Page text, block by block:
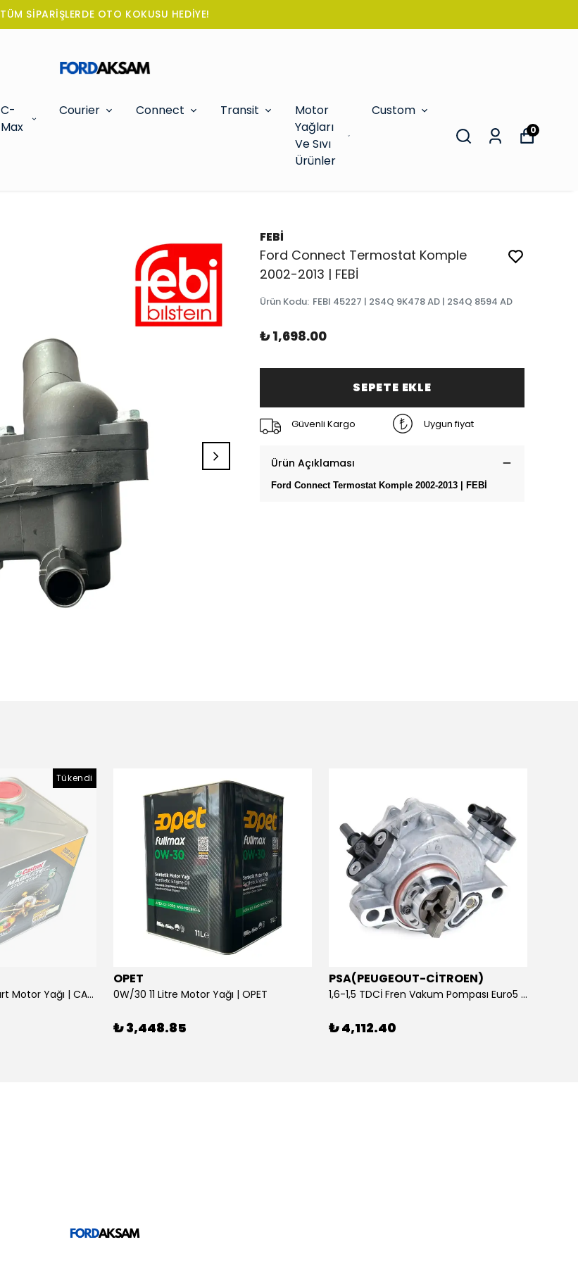
TÜM SİPARİŞLERDE OTO KOKUSU HEDİYE!
C-
Max
Courier Connect Transit
Motor
Yağları
Ve Sıvı
Ürünler
Custom
0
FEBİ
Ford Connect Termostat Komple
2002-2013 | FEBİ
Ürün Kodu: FEBI 45227 | 2S4Q 9K478 AD | 2S4Q 8594 AD
₺ 1,698.00
SEPETE EKLE
Güvenli Kargo Uygun fiyat
Ürün Açıklaması
Ford Connect Termostat Komple 2002-2013 | FEBİ
Tükendi
0W/30 10.5L Stop/Start Motor Yağı | CASTROL
OPET
0W/30 11 Litre Motor Yağı | OPET
₺ 3,448.85
PSA(PEUGEOUT-CİTROEN)
1,6-1,5 TDCİ Fren Vakum Pompası Euro5 2013-2018 | ORİJİNAL
₺ 4,112.40